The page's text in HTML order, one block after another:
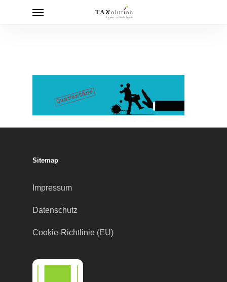
Menu
Sitemap
Impressum
Datenschutz
Cookie-Richtlinie (EU)